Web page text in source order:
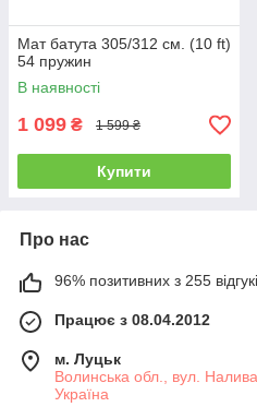
Мат батута 305/312 см. (10 ft)
54 пружин
В наявності
1 099 ₴ 1 599 ₴
Купити
Про нас
96% позитивних з 255
Працює з 08.04.2012
м. Луцьк
Волинська обл., вул.
Україна